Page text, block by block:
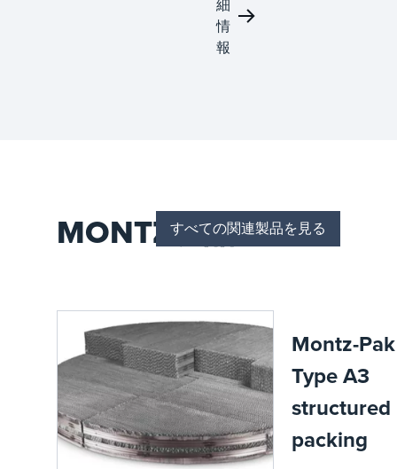
質、ス
ループ
ット、
物
質
学物質
を取り
扱うた
術を利
用して
強化
し、特
殊化学
用途の
安全性
を促進
しま
す。
細
情
報
MONTZ製品すべての関連製品を見る
Montz-Pak
Type A3
structured
packing